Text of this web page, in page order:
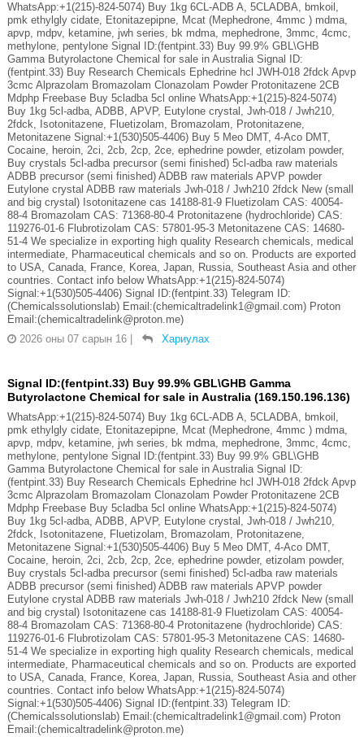
WhatsApp:+1(215)-824-5074) Buy 1kg 6CL-ADB A, 5CLADBA, bmkoil,
pmk ethylgly cidate, Etonitazepipne, Mcat (Mephedrone, 4mmc ) mdma,
apvp, mdpv, ketamine, jwh series, bk mdma, mephedrone, 3mmc, 4cmc,
methylone, pentylone Signal ID:(fentpint.33) Buy 99.9% GBL\GHB
Gamma Butyrolactone Chemical for sale in Australia Signal ID:
(fentpint.33) Buy Research Chemicals Ephedrine hcl JWH-018 2fdck Apvp
3cmc Alprazolam Bromazolam Clonazolam Powder Protonitazene 2CB
Mdphp Freebase Buy 5cladba 5cl online WhatsApp:+1(215)-824-5074)
Buy 1kg 5cl-adba, ADBB, APVP, Eutylone crystal, Jwh-018 / Jwh210,
2fdck, Isotonitazene, Fluetizolam, Bromazolam, Protonitazene,
Metonitazene Signal:+1(530)505-4406) Buy 5 Meo DMT, 4-Aco DMT,
Cocaine, heroin, 2ci, 2cb, 2cp, 2ce, ephedrine powder, etizolam powder,
Buy crystals 5cl-adba precursor (semi finished) 5cl-adba raw materials
ADBB precursor (semi finished) ADBB raw materials APVP powder
Eutylone crystal ADBB raw materials Jwh-018 / Jwh210 2fdck New (small
and big crystal) Isotonitazene cas 14188-81-9 Fluetizolam CAS: 40054-
88-4 Bromazolam CAS: 71368-80-4 Protonitazene (hydrochloride) CAS:
119276-01-6 Flubrotizolam CAS: 57801-95-3 Metonitazene CAS: 14680-
51-4 We specialize in exporting high quality Research chemicals, medical
intermediate, Pharmaceutical chemicals and so on. Products are exported
to USA, Canada, France, Korea, Japan, Russia, Southeast Asia and other
countries. Contact info below WhatsApp:+1(215)-824-5074)
Signal:+1(530)505-4406) Signal ID:(fentpint.33) Telegram ID:
(Chemicalssolutionslab) Email:(chemicaltradelink1@gmail.com) Proton
Email:(chemicaltradelink@proton.me)
2026 оны 07 сарын 16
Хариулах
Signal ID:(fentpint.33) Buy 99.9% GBL\GHB Gamma
Butyrolactone Chemical for sale in Australia (169.150.196.136)
WhatsApp:+1(215)-824-5074) Buy 1kg 6CL-ADB A, 5CLADBA, bmkoil,
pmk ethylgly cidate, Etonitazepipne, Mcat (Mephedrone, 4mmc ) mdma,
apvp, mdpv, ketamine, jwh series, bk mdma, mephedrone, 3mmc, 4cmc,
methylone, pentylone Signal ID:(fentpint.33) Buy 99.9% GBL\GHB
Gamma Butyrolactone Chemical for sale in Australia Signal ID:
(fentpint.33) Buy Research Chemicals Ephedrine hcl JWH-018 2fdck Apvp
3cmc Alprazolam Bromazolam Clonazolam Powder Protonitazene 2CB
Mdphp Freebase Buy 5cladba 5cl online WhatsApp:+1(215)-824-5074)
Buy 1kg 5cl-adba, ADBB, APVP, Eutylone crystal, Jwh-018 / Jwh210,
2fdck, Isotonitazene, Fluetizolam, Bromazolam, Protonitazene,
Metonitazene Signal:+1(530)505-4406) Buy 5 Meo DMT, 4-Aco DMT,
Cocaine, heroin, 2ci, 2cb, 2cp, 2ce, ephedrine powder, etizolam powder,
Buy crystals 5cl-adba precursor (semi finished) 5cl-adba raw materials
ADBB precursor (semi finished) ADBB raw materials APVP powder
Eutylone crystal ADBB raw materials Jwh-018 / Jwh210 2fdck New (small
and big crystal) Isotonitazene cas 14188-81-9 Fluetizolam CAS: 40054-
88-4 Bromazolam CAS: 71368-80-4 Protonitazene (hydrochloride) CAS:
119276-01-6 Flubrotizolam CAS: 57801-95-3 Metonitazene CAS: 14680-
51-4 We specialize in exporting high quality Research chemicals, medical
intermediate, Pharmaceutical chemicals and so on. Products are exported
to USA, Canada, France, Korea, Japan, Russia, Southeast Asia and other
countries. Contact info below WhatsApp:+1(215)-824-5074)
Signal:+1(530)505-4406) Signal ID:(fentpint.33) Telegram ID:
(Chemicalssolutionslab) Email:(chemicaltradelink1@gmail.com) Proton
Email:(chemicaltradelink@proton.me)